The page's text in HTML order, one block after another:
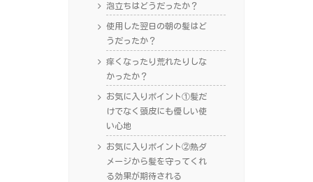
泡立ちはどうだったか？
使用した翌日の朝の髪はど
うだったか？
痒くなったり荒れたりしな
かったか？
お気に入りポイント①髪だ
けでなく頭皮にも優しい使
い心地
お気に入りポイント②熱ダ
メージから髪を守ってくれ
る効果が期待される